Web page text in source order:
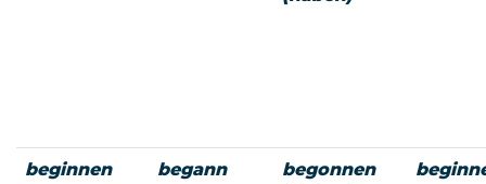
beginnen begann
begonnen